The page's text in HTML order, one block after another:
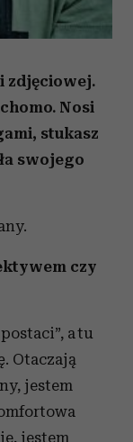
zdjęciowej.
Nosi
stukasz
swojego
czy
a tu
Otaczają
jestem
jestem